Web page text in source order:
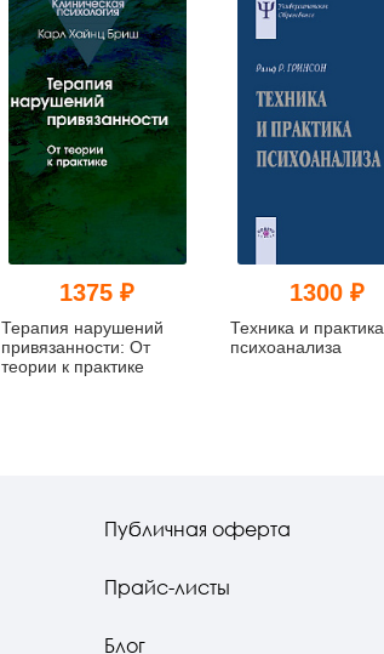
1375 ₽
Терапия нарушений
привязанности: От
теории к практике
1300 ₽
Техника и практика
психоанализа
Публичная оферта
Прайс-листы
Блог